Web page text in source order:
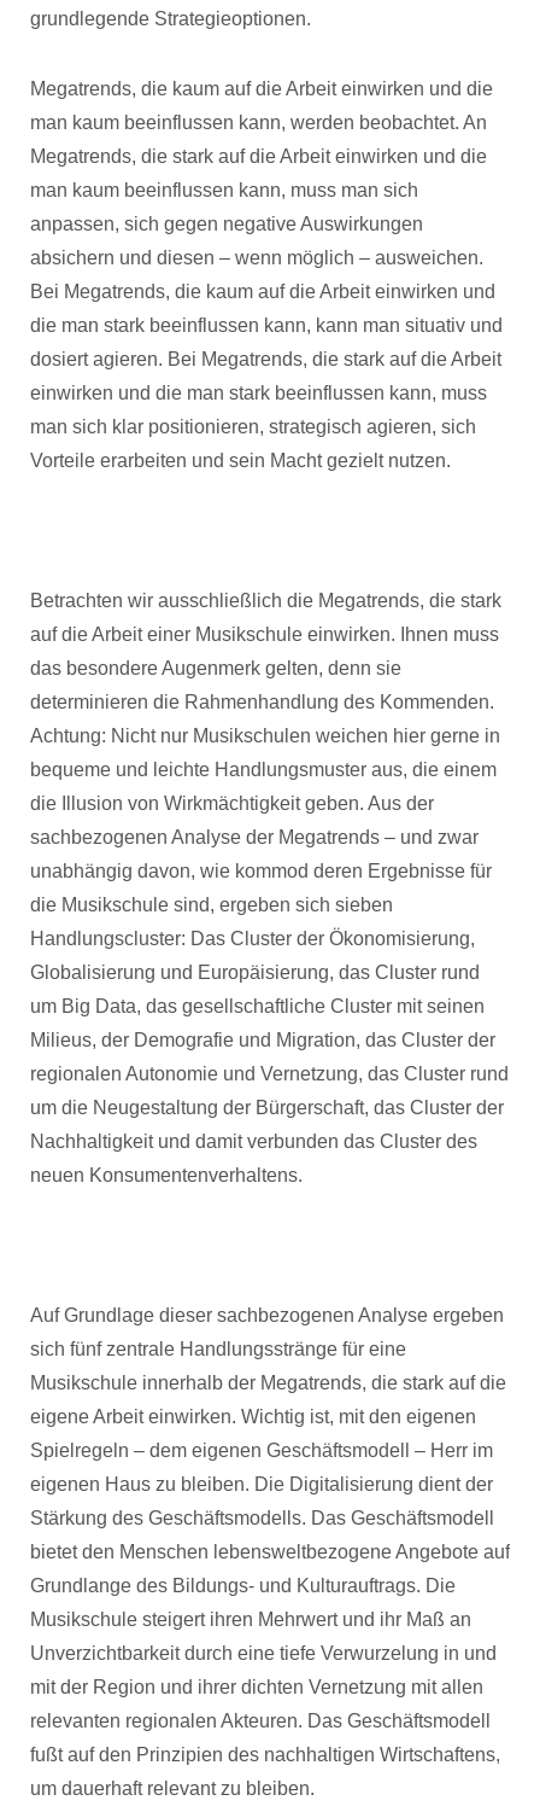
grundlegende Strategieoptionen.
Megatrends, die kaum auf die Arbeit einwirken und die
man kaum beeinflussen kann, werden beobachtet. An
Megatrends, die stark auf die Arbeit einwirken und die
man kaum beeinflussen kann, muss man sich
anpassen, sich gegen negative Auswirkungen
absichern und diesen – wenn möglich – ausweichen.
Bei Megatrends, die kaum auf die Arbeit einwirken und
die man stark beeinflussen kann, kann man situativ und
dosiert agieren. Bei Megatrends, die stark auf die Arbeit
einwirken und die man stark beeinflussen kann, muss
man sich klar positionieren, strategisch agieren, sich
Vorteile erarbeiten und sein Macht gezielt nutzen.
Betrachten wir ausschließlich die Megatrends, die stark
auf die Arbeit einer Musikschule einwirken. Ihnen muss
das besondere Augenmerk gelten, denn sie
determinieren die Rahmenhandlung des Kommenden.
Achtung: Nicht nur Musikschulen weichen hier gerne in
bequeme und leichte Handlungsmuster aus, die einem
die Illusion von Wirkmächtigkeit geben. Aus der
sachbezogenen Analyse der Megatrends – und zwar
unabhängig davon, wie kommod deren Ergebnisse für
die Musikschule sind, ergeben sich sieben
Handlungscluster: Das Cluster der Ökonomisierung,
Globalisierung und Europäisierung, das Cluster rund
um Big Data, das gesellschaftliche Cluster mit seinen
Milieus, der Demografie und Migration, das Cluster der
regionalen Autonomie und Vernetzung, das Cluster rund
um die Neugestaltung der Bürgerschaft, das Cluster der
Nachhaltigkeit und damit verbunden das Cluster des
neuen Konsumentenverhaltens.
Auf Grundlage dieser sachbezogenen Analyse ergeben
sich fünf zentrale Handlungsstränge für eine
Musikschule innerhalb der Megatrends, die stark auf die
eigene Arbeit einwirken. Wichtig ist, mit den eigenen
Spielregeln – dem eigenen Geschäftsmodell – Herr im
eigenen Haus zu bleiben. Die Digitalisierung dient der
Stärkung des Geschäftsmodells. Das Geschäftsmodell
bietet den Menschen lebensweltbezogene Angebote auf
Grundlange des Bildungs- und Kulturauftrags. Die
Musikschule steigert ihren Mehrwert und ihr Maß an
Unverzichtbarkeit durch eine tiefe Verwurzelung in und
mit der Region und ihrer dichten Vernetzung mit allen
relevanten regionalen Akteuren. Das Geschäftsmodell
fußt auf den Prinzipien des nachhaltigen Wirtschaftens,
um dauerhaft relevant zu bleiben.